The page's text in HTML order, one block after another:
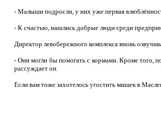
- Малыши подросли, у них уже первая
- К счастью, нашлись добрые люди среди
Директор левобережного комплекса вновь
- Они могли бы помогать с кормами. Кроме того,
рассуждает он.
Если вам тоже захотелось угостить мишек в